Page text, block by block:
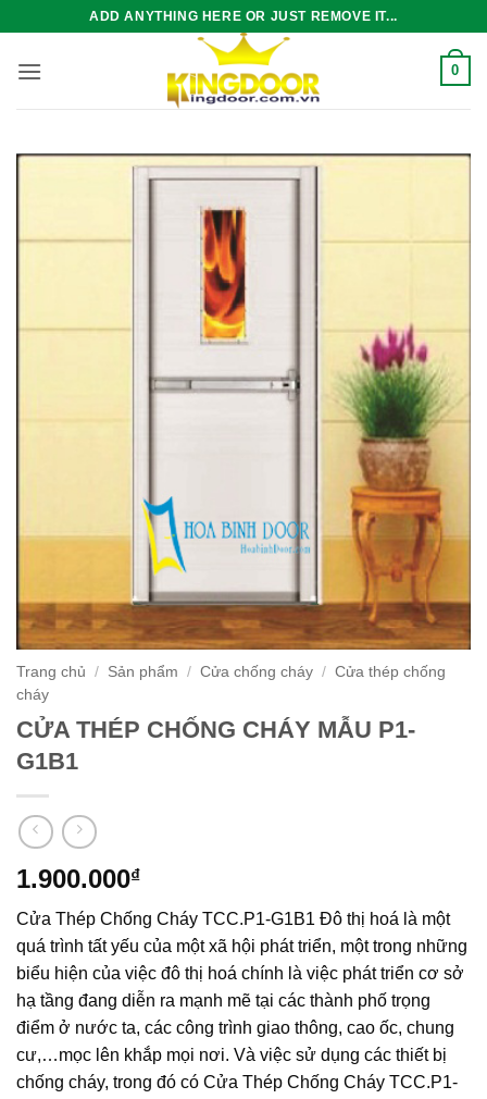
nội
ADD ANYTHING HERE OR JUST REMOVE IT...
0
Trang chủ / Sản phẩm / Cửa chống cháy / Cửa thép chống
cháy
CỬA THÉP CHỐNG CHÁY MẪU P1-
G1B1
1.900.000₫
Cửa Thép Chống Cháy TCC.P1-G1B1 Đô thị hoá là một
quá trình tất yếu của một xã hội phát triển, một trong những
biểu hiện của việc đô thị hoá chính là việc phát triển cơ sở
hạ tầng đang diễn ra mạnh mẽ tại các thành phố trọng
điểm ở nước ta, các công trình giao thông, cao ốc, chung
cư,…mọc lên khắp mọi nơi. Và việc sử dụng các thiết bị
chống cháy, trong đó có Cửa Thép Chống Cháy TCC.P1-